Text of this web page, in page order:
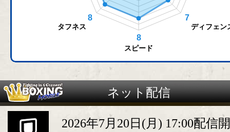
ネット配信
2026年7月20日(月) 17:00配信